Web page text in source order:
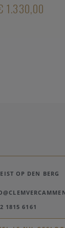
1.330,00
OP DEN BERG
1815 6161